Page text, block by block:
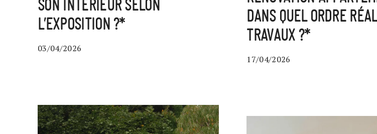
DANS QUEL ORDRE
TRAVAUX ?*
17/04/2026
SON INTÉRIEUR SELON
L’EXPOSITION ?*
03/04/2026